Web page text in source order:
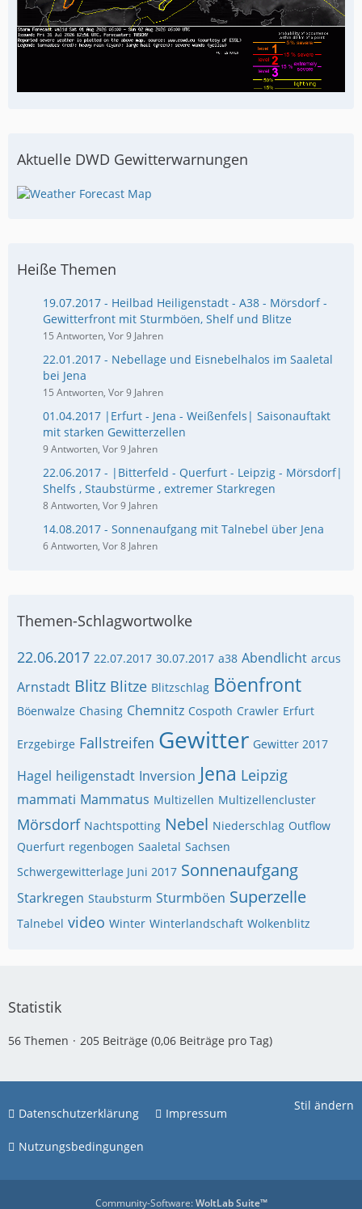
Aktuelle DWD Gewitterwarnungen
Heiße Themen
19.07.2017 - Heilbad Heiligenstadt - A38 - Mörsdorf -
Gewitterfront mit Sturmböen, Shelf und Blitze
15 Antworten, Vor 9 Jahren
22.01.2017 - Nebellage und Eisnebelhalos im Saaletal
bei Jena
15 Antworten, Vor 9 Jahren
01.04.2017 |Erfurt - Jena - Weißenfels| Saisonauftakt
mit starken Gewitterzellen
9 Antworten, Vor 9 Jahren
22.06.2017 - |Bitterfeld - Querfurt - Leipzig - Mörsdorf|
Shelfs , Staubstürme , extremer Starkregen
8 Antworten, Vor 9 Jahren
14.08.2017 - Sonnenaufgang mit Talnebel über Jena
6 Antworten, Vor 8 Jahren
Themen-Schlagwortwolke
22.06.2017 22.07.2017 30.07.2017 a38 Abendlicht arcus
Arnstadt Blitz Blitze Blitzschlag Böenfront
Böenwalze Chasing Chemnitz Cospoth Crawler Erfurt
Erzgebirge Fallstreifen Gewitter Gewitter 2017
Hagel heiligenstadt Inversion Jena Leipzig
mammati Mammatus Multizellen Multizellencluster
Mörsdorf Nachtspotting Nebel Niederschlag Outflow
Querfurt regenbogen Saaletal Sachsen
Schwergewitterlage Juni 2017 Sonnenaufgang
Starkregen Staubsturm Sturmböen Superzelle
Talnebel video Winter Winterlandschaft Wolkenblitz
Statistik
56 Themen 205 Beiträge (0,06 Beiträge pro Tag)
Stil ändern
Datenschutzerklärung Impressum
Nutzungsbedingungen
Community-Software:WoltLab Suite™